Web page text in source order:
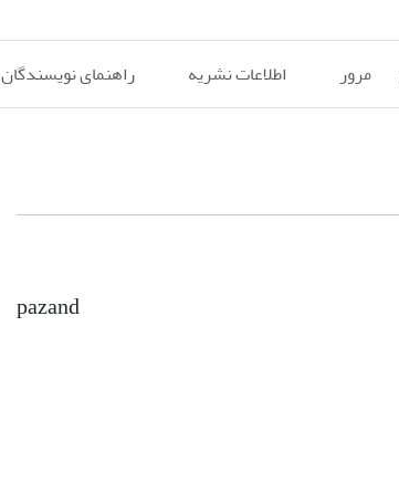
مرور اطلاعات نشریه راهنمای نویسندگان
pazand